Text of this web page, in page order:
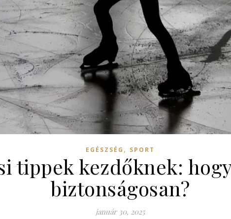
EGÉSZSÉG , SPORT
tippek kezdőknek:
biztonságosan?
január 30, 2025